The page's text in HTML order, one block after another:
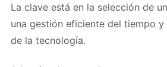
La clave está en la selección de
una gestión eficiente del tiempo
de la tecnología.